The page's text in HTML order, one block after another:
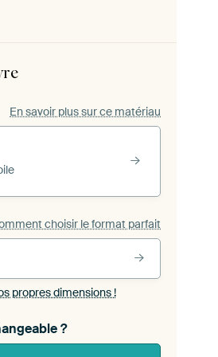
En savoir plus sur ce matériau
choisir le format parfait
propres dimensions !
?